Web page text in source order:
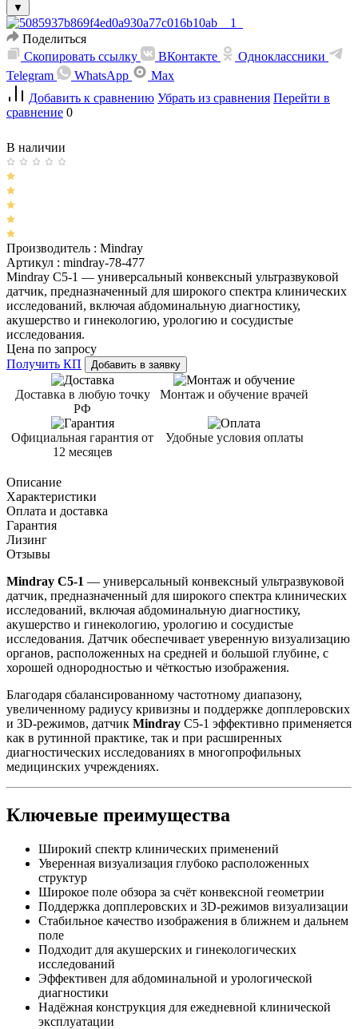
▼
Поделиться
Скопировать ссылку
ВКонтакте
Одноклассники
Telegram
WhatsApp
Max
Добавить к сравнению Убрать из сравнения Перейти в
сравнение 0
В наличии
Производитель : Mindray
Артикул : mindray-78-477
Mindray C5-1 — универсальный конвексный ультразвуковой
датчик, предназначенный для широкого спектра клинических
исследований, включая абдоминальную диагностику,
акушерство и гинекологию, урологию и сосудистые
исследования.
Цена по запросу
Получить КП
Добавить в заявку
Доставка в любую точку
РФ
Монтаж и обучение врачей
Официальная гарантия от
12 месяцев
Удобные условия оплаты
Описание
Характеристики
Оплата и доставка
Гарантия
Лизинг
Отзывы
Mindray C5-1 — универсальный конвексный ультразвуковой
датчик, предназначенный для широкого спектра клинических
исследований, включая абдоминальную диагностику,
акушерство и гинекологию, урологию и сосудистые
исследования. Датчик обеспечивает уверенную визуализацию
органов, расположенных на средней и большой глубине, с
хорошей однородностью и чёткостью изображения.
Благодаря сбалансированному частотному диапазону,
увеличенному радиусу кривизны и поддержке допплеровских
и 3D-режимов, датчик Mindray C5-1 эффективно применяется
как в рутинной практике, так и при расширенных
диагностических исследованиях в многопрофильных
медицинских учреждениях.
Ключевые преимущества
Широкий спектр клинических применений
Уверенная визуализация глубоко расположенных
структур
Широкое поле обзора за счёт конвексной геометрии
Поддержка допплеровских и 3D-режимов визуализации
Стабильное качество изображения в ближнем и дальнем
поле
Подходит для акушерских и гинекологических
исследований
Эффективен для абдоминальной и урологической
диагностики
Надёжная конструкция для ежедневной клинической
эксплуатации